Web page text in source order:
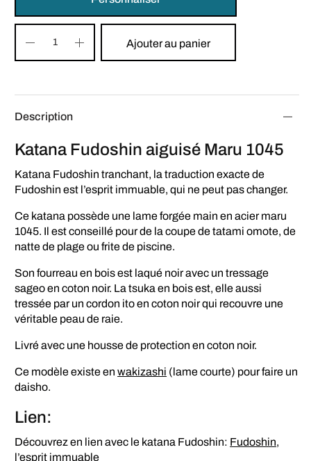
Ajouter au panier
Description
Katana Fudoshin aiguisé Maru 1045
Katana Fudoshin tranchant, la traduction exacte de
Fudoshin est l’esprit immuable, qui ne peut pas changer.
Ce katana possède une lame forgée main en acier maru
1045. Il est conseillé pour de la coupe de tatami omote, de
natte de plage ou frite de piscine.
Son fourreau en bois est laqué noir avec un tressage
sageo en coton noir. La tsuka en bois est, elle aussi
tressée par un cordon ito en coton noir qui recouvre une
véritable peau de raie.
Livré avec une housse de protection en coton noir.
Ce modèle existe enwakizashi (lame courte) pour faire un
daisho.
Lien:
Découvrez en lien avec le katana Fudoshin: Fudoshin,
l’esprit immuable